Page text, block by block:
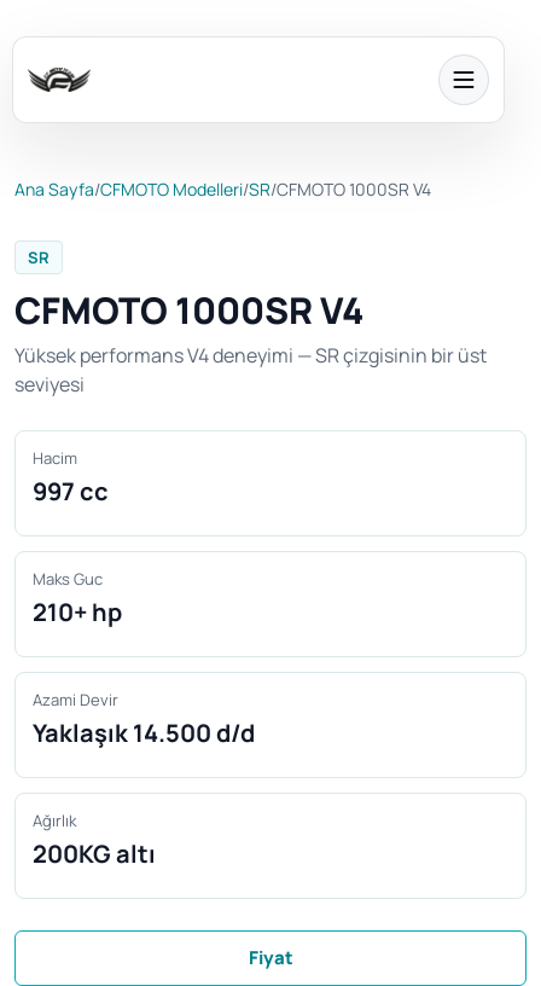
Ana Sayfa/CFMOTO Modelleri/SR/CFMOTO 1000SR V4
SR
CFMOTO 1000SR V4
Yüksek performans V4 deneyimi — SR çizgisinin bir üst
seviyesi
Hacim
997 cc
Maks Guc
210+ hp
Azami Devir
Yaklaşık 14.500 d/d
Ağırlık
200KG altı
Fiyat